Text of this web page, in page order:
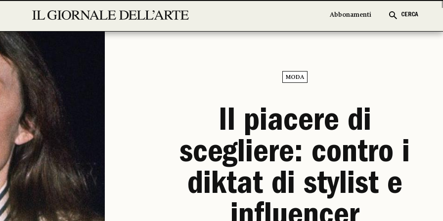
Abbonamenti CERCA
Abbonamenti CERCA
MODA
Il piacere di
scegliere: contro i
diktat di stylist e